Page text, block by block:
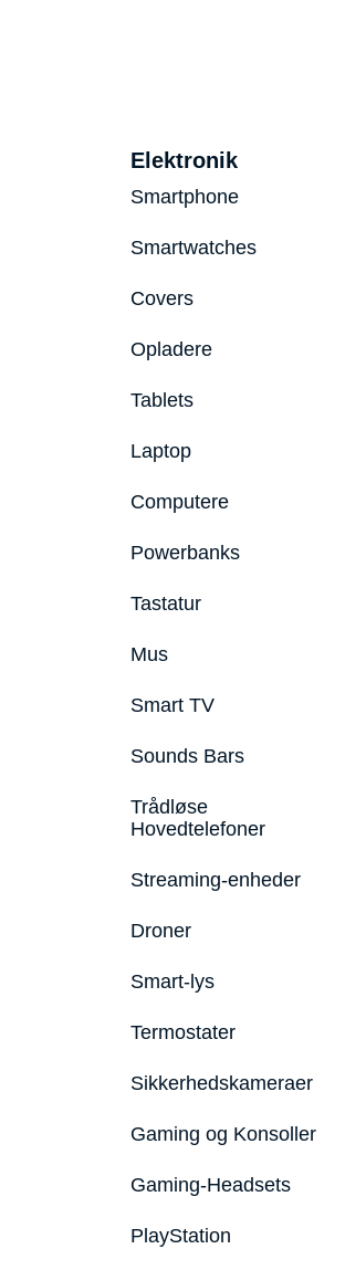
Elektronik
Smartphone
Smartwatches
Covers
Opladere
Tablets
Laptop
Computere
Powerbanks
Tastatur
Mus
Smart TV
Sounds Bars
Trådløse
Hovedtelefoner
Streaming-enheder
Droner
Smart-lys
Termostater
Sikkerhedskameraer
Gaming og Konsoller
Gaming-Headsets
PlayStation